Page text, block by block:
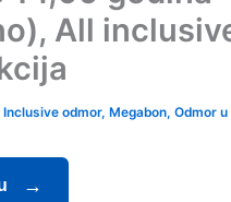
All
Inclusive odmor, Megabon,Odmor